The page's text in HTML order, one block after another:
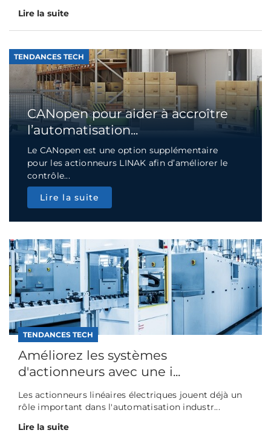
Lire la suite
TENDANCES TECH
CANopen pour aider à accroître
l’automatisation...
Le CANopen est une option supplémentaire
pour les actionneurs LINAK afin d’améliorer le
contrôle...
Lire la suite
TENDANCES TECH
Améliorez les systèmes
d'actionneurs avec une i...
Les actionneurs linéaires électriques jouent déjà un
rôle important dans l'automatisation industr...
Lire la suite